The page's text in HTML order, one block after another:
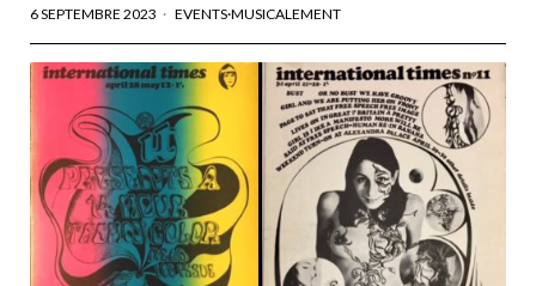
6 SEPTEMBRE 2023 EVENTS·MUSICALEMENT